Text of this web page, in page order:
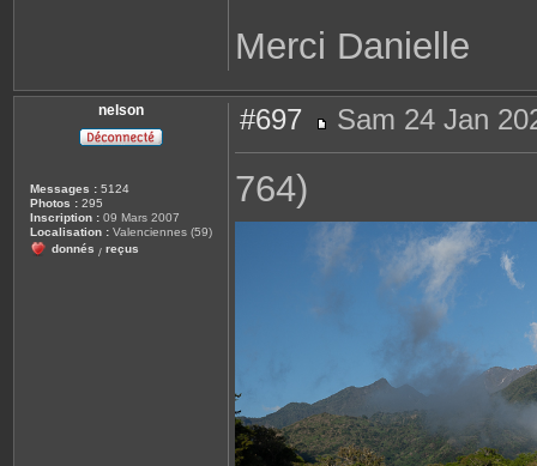
Merci Danielle
nelson
Messages : 5124
Photos : 295
Inscription : 09 Mars 2007
Localisation : Valenciennes (59)
donnés / reçus
#697
e
e
Sam 24 Jan
764)